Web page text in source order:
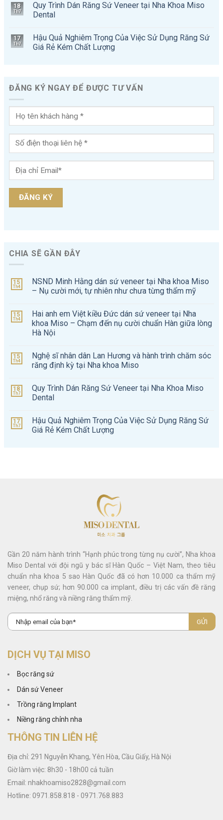
18
Th7
Quy Trình Dán Răng Sứ Veneer tại Nha Khoa Miso
Dental
17
Th7
Hậu Quả Nghiêm Trọng Của Việc Sử Dụng Răng Sứ
Giá Rẻ Kém Chất Lượng
ĐĂNG KÝ NGAY ĐỂ ĐƯỢC TƯ VẤN
CHIA SẼ GẦN ĐÂY
15
Th4
NSND Minh Hằng dán sứ veneer tại Nha khoa Miso
– Nụ cười mới, tự nhiên như chưa từng thẩm mỹ
15
Th4
Hai anh em Việt kiều Đức dán sứ veneer tại Nha
khoa Miso – Chạm đến nụ cười chuẩn Hàn giữa lòng
Hà Nội
15
Th4
Nghệ sĩ nhân dân Lan Hương và hành trình chăm sóc
răng định kỳ tại Nha khoa Miso
18
Th7
Quy Trình Dán Răng Sứ Veneer tại Nha Khoa Miso
Dental
17
Th7
Hậu Quả Nghiêm Trọng Của Việc Sử Dụng Răng Sứ
Giá Rẻ Kém Chất Lượng
Gần 20 năm hành trình “Hạnh phúc trong từng nụ cười”, Nha khoa
Miso Dental với đội ngũ y bác sĩ Hàn Quốc – Việt Nam, theo tiêu
chuẩn nha khoa 5 sao Hàn Quốc đã có hơn 10.000 ca thẩm mỹ
veneer, chụp sứ; hơn 90.000 ca implant, điều trị các vấn đề răng
miệng, nhổ răng và niềng răng thẩm mỹ.
DỊCH VỤ TẠI MISO
Bọc răng sứ
Dán sứ Veneer
Trồng răng Implant
Niềng răng chỉnh nha
THÔNG TIN LIÊN HỆ
Địa chỉ: 291 Nguyễn Khang, Yên Hòa, Cầu Giấy, Hà Nội
Giờ làm việc: 8h30 - 18h00 cả tuần
Email: nhakhoamiso2828@gmail.com
Hotline: 0971.858.818 - 0971.768.883